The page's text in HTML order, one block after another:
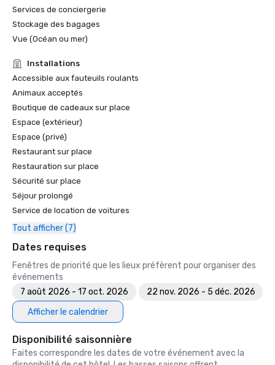
Services de conciergerie
Stockage des bagages
Vue (Océan ou mer)
Installations
Accessible aux fauteuils roulants
Animaux acceptés
Boutique de cadeaux sur place
Espace (extérieur)
Espace (privé)
Restaurant sur place
Restauration sur place
Sécurité sur place
Séjour prolongé
Service de location de voitures
Tout afficher (7)
Dates requises
Fenêtres de priorité que les lieux préfèrent pour organiser des
événements
7 août 2026 - 17 oct. 2026
22 nov. 2026 - 5 déc. 2026
Afficher le calendrier
Disponibilité saisonnière
Faites correspondre les dates de votre événement avec la